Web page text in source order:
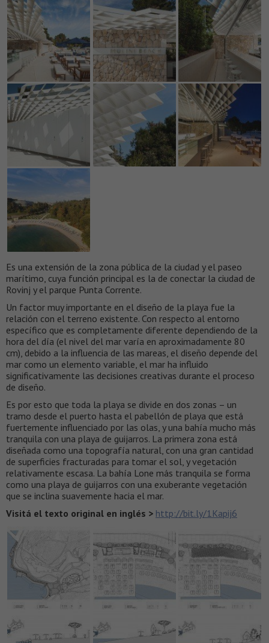
Es una extensión de la zona pública de la ciudad y el paseo
marítimo, cuya función principal es la de conectar la ciudad de
Rovinj y el parque Punta Corrente.
Un factor muy importante en el diseño de la playa fue la
relación con el terreno existente. Con respecto al entorno
específico que es completamente diferente dependiendo de la
hora del día (el nivel del mar varía en aproximadamente 80
cm), debido a la influencia de las mareas, el diseño depende del
mar como un elemento variable, el mar ha influido
significativamente las decisiones creativas durante el proceso
de diseño.
Es por esto que toda la playa se divide en dos zonas – un
tramo desde el puerto hasta el pabellón de playa que está
fuertemente influenciado por las olas, y una bahía mucho más
tranquila con una playa de guijarros. La primera zona está
diseñada como una topografía natural, con una gran cantidad
de superficies fracturadas para tomar el sol, y vegetación
relativamente escasa. La bahía Lone más tranquila se forma
como una playa de guijarros con una exuberante vegetación
que se inclina suavemente hacia el mar.
Visitá el texto original en inglés > http://bit.ly/1Kapij6